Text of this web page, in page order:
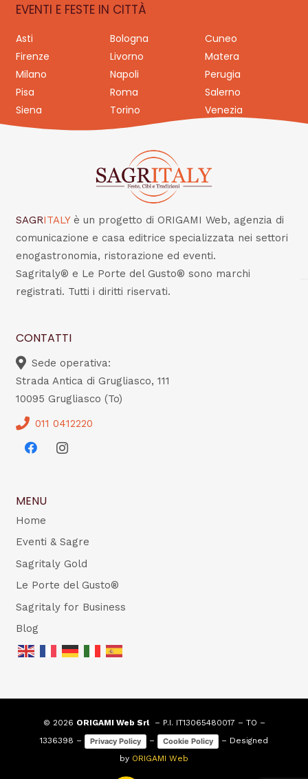
EVENTI E FESTE IN CITTÀ
Asti Bologna
Cuneo
Firenze
Livorno
Matera
Milano
Napoli
Perugia
Pisa
Roma
Salerno
Siena
Torino Venezia
SAGRITALY è un progetto di ORIGAMI Web, agenzia di
comunicazione e casa editrice specializzata nei settori
enogastronomia, ristorazione ed eventi.
Sagritaly® e Le Porte del Gusto® sono marchi
registrati. Tutti i diritti riservati.
CONTATTI
Sede operativa:
Strada Antica di Grugliasco, 111
10095 Grugliasco (To)
011 0412220
MENU
Home
Eventi & Sagre
Sagritaly Gold
Le Porte del Gusto®
Sagritaly for Business
Blog
© 2026 ORIGAMI Web Srl– P.I. IT13065480017 – TO –
1336398 –
Privacy Policy – Cookie Policy
– Designed
by ORIGAMI Web